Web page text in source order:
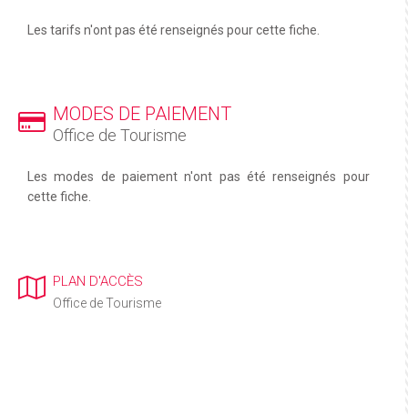
Les tarifs n'ont pas été renseignés pour cette fiche.
MODES DE PAIEMENT
Office de Tourisme
Les modes de paiement n'ont pas été renseignés pour
cette fiche.
PLAN D'ACCÈS
Office de Tourisme